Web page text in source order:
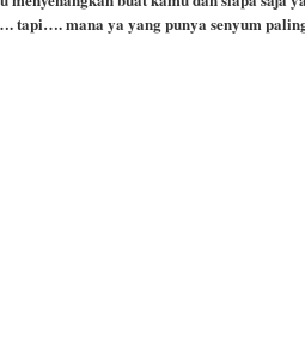
tapi…. mana ya yang punya senyum